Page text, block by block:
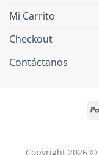
Mi Carrito
Checkout
Contáctanos
Copyright 2026 ©